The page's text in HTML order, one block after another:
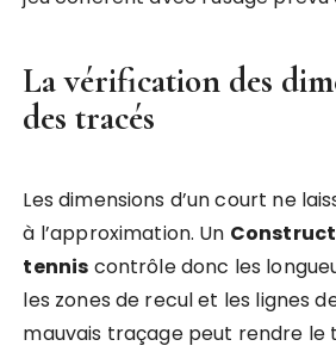
La vérification des
des tracés
Les dimensions d’un court ne
à l’approximation. Un
tennis contrôle donc les
les zones de recul et les lignes
mauvais traçage peut rendre le